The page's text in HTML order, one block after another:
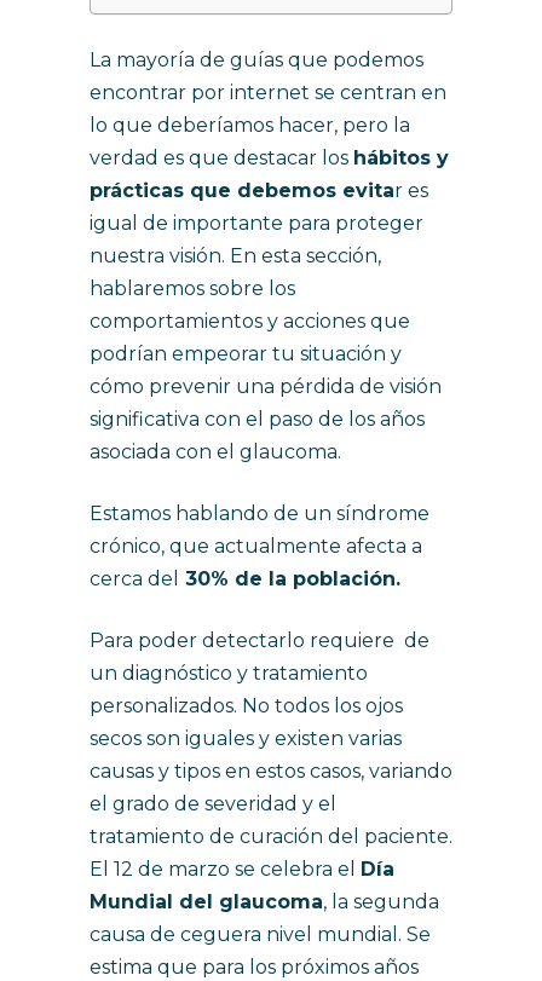
La mayoría de guías que podemos
encontrar por internet se centran en
lo que deberíamos hacer, pero la
verdad es que destacar los hábitos y
prácticas que debemos evitar es
igual de importante para proteger
nuestra visión. En esta sección,
hablaremos sobre los
comportamientos y acciones que
podrían empeorar tu situación y
cómo prevenir una pérdida de visión
significativa con el paso de los años
asociada con el glaucoma.
Estamos hablando de un síndrome
crónico, que actualmente afecta a
cerca del 30% de la población.
Para poder detectarlo requiere de
un diagnóstico y tratamiento
personalizados. No todos los ojos
secos son iguales y existen varias
causas y tipos en estos casos, variando
el grado de severidad y el
tratamiento de curación del paciente.
El 12 de marzo se celebra el
Día
Mundial del glaucoma, la segunda
causa de ceguera nivel mundial. Se
estima que para los próximos años